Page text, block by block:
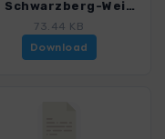
10b Schwarzberg-Weisstor.gpx
73.44 KB
Download